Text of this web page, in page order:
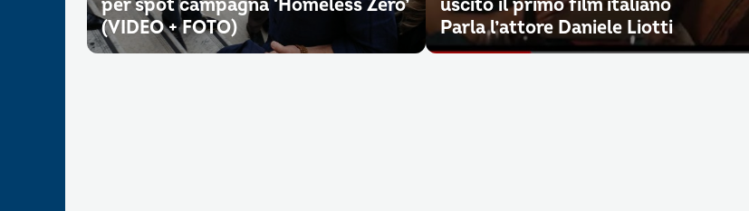
per spot campagna ‘Homeless Zero’
(VIDEO + FOTO)
uscito il primo film italiano
Parla l’attore Daniele Liotti